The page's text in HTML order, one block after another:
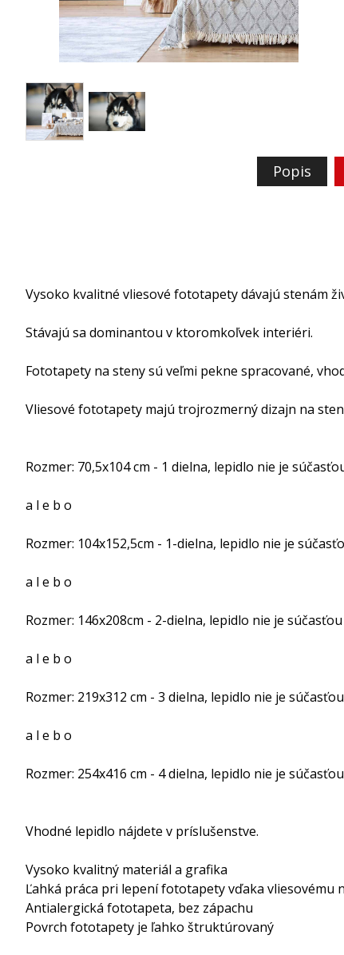
Popis
Vysoko kvalitné vliesové fototapety dávajú stenám
Stávajú sa dominantou v ktoromkoľvek interiéri.
Fototapety na steny sú veľmi pekne spracované,
Vliesové fototapety majú trojrozmerný dizajn na
Rozmer: 70,5x104 cm - 1 dielna, lepidlo nie je
a l e b o
Rozmer: 104x152,5cm - 1-dielna, lepidlo nie je
a l e b o
Rozmer: 146x208cm - 2-dielna, lepidlo nie je
a l e b o
Rozmer: 219x312 cm - 3 dielna, lepidlo nie je
a l e b o
Rozmer: 254x416 cm - 4 dielna, lepidlo nie je
Vhodné lepidlo nájdete v príslušenstve.
Vysoko kvalitný materiál a grafika
Ľahká práca pri lepení fototapety vďaka vliesovému
Antialergická fototapeta, bez zápachu
Povrch fototapety je ľahko štruktúrovaný